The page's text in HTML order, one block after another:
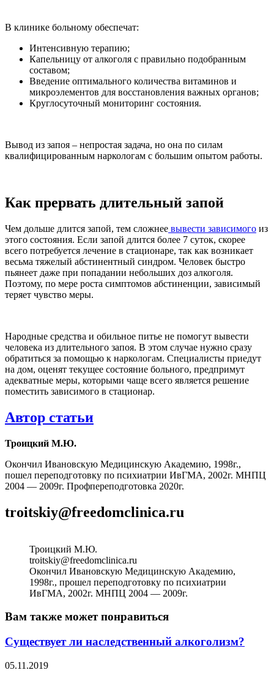
В клинике больному обеспечат:
Интенсивную терапию;
Капельницу от алкоголя с правильно подобранным
составом;
Введение оптимального количества витаминов и
микроэлементов для восстановления важных органов;
Круглосуточный мониторинг состояния.
Вывод из запоя – непростая задача, но она по силам
квалифицированным наркологам с большим опытом работы.
Как прервать длительный запой
Чем дольше длится запой, тем сложнее вывести зависимого из
этого состояния. Если запой длится более 7 суток, скорее
всего потребуется лечение в стационаре, так как возникает
весьма тяжелый абстинентный синдром. Человек быстро
пьянеет даже при попадании небольших доз алкоголя.
Поэтому, по мере роста симптомов абстиненции, зависимый
теряет чувство меры.
Народные средства и обильное питье не помогут вывести
человека из длительного запоя. В этом случае нужно сразу
обратиться за помощью к наркологам. Специалисты приедут
на дом, оценят текущее состояние больного, предпримут
адекватные меры, которыми чаще всего является решение
поместить зависимого в стационар.
Автор статьи
Троицкий М.Ю.
Окончил Ивановскую Медицинскую Академию, 1998г.,
пошел переподготовку по психиатрии ИвГМА, 2002г. МНПЦ
2004 — 2009г. Профпереподготовка 2020г.
troitskiy@freedomclinica.ru
Троицкий М.Ю.
troitskiy@freedomclinica.ru
Окончил Ивановскую Медицинскую Академию,
1998г., прошел переподготовку по психиатрии
ИвГМА, 2002г. МНПЦ 2004 — 2009г.
Вам также может понравиться
Существует ли наследственный алкоголизм?
05.11.2019